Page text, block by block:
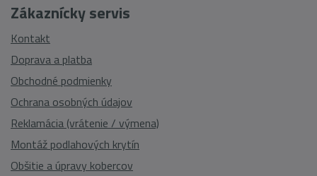
Zákaznícky servis
Kontakt
Doprava a platba
Obchodné podmienky
Ochrana osobných údajov
Reklamácia (vrátenie / výmena)
Montáž podlahových krytín
Obšitie a úpravy kobercov